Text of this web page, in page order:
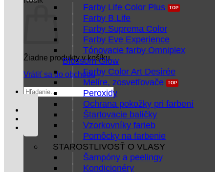
Žiadne produkty v košíku.
Vrátiť sa do obchodu
Hľadať:
Farby Life Color Plus
Farby B.Life
Farby Suprema Color
Farby Eve Experience
Tónovacie farby Omniplex
Blossom Glow
Farby Color Art Desírée
Melíre, zosvetľovače
Peroxidy
Ochrana pokožky pri farbení
Štartovacie balíčky
Vzorkovníky farieb
Pomôcky na farbenie
STAROSTLIVOSŤ O VLASY
Šampóny a peelingy
Kondicionéry